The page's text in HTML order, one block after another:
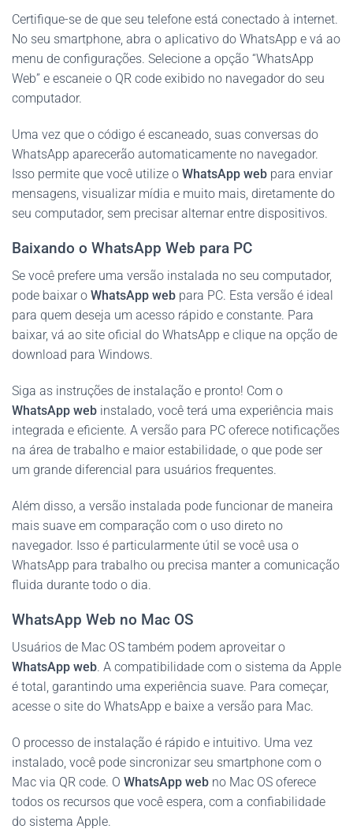
Certifique-se de que seu telefone está conectado à internet.
No seu smartphone, abra o aplicativo do WhatsApp e vá ao
menu de configurações. Selecione a opção “WhatsApp
Web” e escaneie o QR code exibido no navegador do seu
computador.
Uma vez que o código é escaneado, suas conversas do
WhatsApp aparecerão automaticamente no navegador.
Isso permite que você utilize o WhatsApp web para enviar
mensagens, visualizar mídia e muito mais, diretamente do
seu computador, sem precisar alternar entre dispositivos.
Baixando o WhatsApp Web para PC
Se você prefere uma versão instalada no seu computador,
pode baixar o WhatsApp web para PC. Esta versão é ideal
para quem deseja um acesso rápido e constante. Para
baixar, vá ao site oficial do WhatsApp e clique na opção de
download para Windows.
Siga as instruções de instalação e pronto! Com o
WhatsApp web instalado, você terá uma experiência mais
integrada e eficiente. A versão para PC oferece notificações
na área de trabalho e maior estabilidade, o que pode ser
um grande diferencial para usuários frequentes.
Além disso, a versão instalada pode funcionar de maneira
mais suave em comparação com o uso direto no
navegador. Isso é particularmente útil se você usa o
WhatsApp para trabalho ou precisa manter a comunicação
fluida durante todo o dia.
WhatsApp Web no Mac OS
Usuários de Mac OS também podem aproveitar o
WhatsApp web. A compatibilidade com o sistema da Apple
é total, garantindo uma experiência suave. Para começar,
acesse o site do WhatsApp e baixe a versão para Mac.
O processo de instalação é rápido e intuitivo. Uma vez
instalado, você pode sincronizar seu smartphone com o
Mac via QR code. O WhatsApp web no Mac OS oferece
todos os recursos que você espera, com a confiabilidade
do sistema Apple.